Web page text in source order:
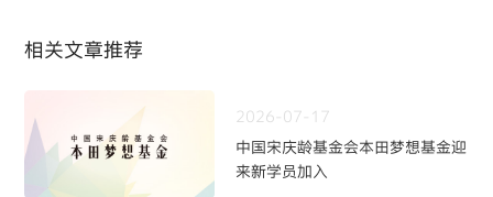
相关文章推荐
2026-07-17
中国宋庆龄基金会本田梦想基金迎
来新学员加入